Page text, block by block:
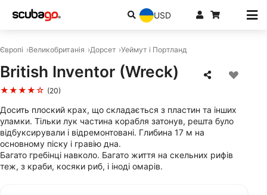
USD
Європі Великобританія Дорсет Уеймут і Портланд
British Inventor (Wreck)
★★★★☆ (20)
Досить плоский крах, що складається з пластин та інших
уламки. Тільки лук частина корабля затонув, решта було
відбуксирували і відремонтовані. Глибина 17 м на
основному піску і гравію дна.
Багато гребінці навколо. Багато життя на скельних рифів
теж, з краби, косяки риб, і іноді омарів.